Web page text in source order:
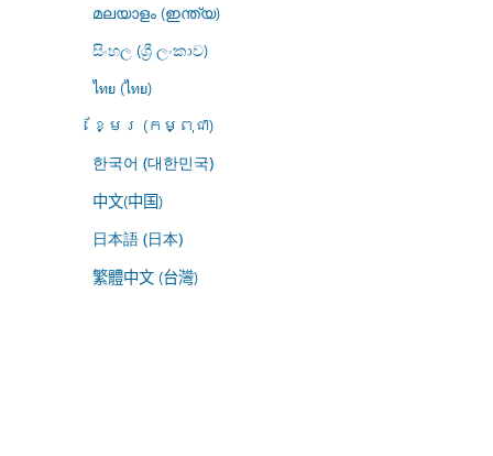
മലയാളം (ഇന്ത്യ)
සිංහල (ශ්‍රී ලංකාව)
ไทย (ไทย)
ខ្មែរ (កម្ពុជា)
한국어 (대한민국)
中文(中国)
日本語 (日本)
繁體中文 (台灣)